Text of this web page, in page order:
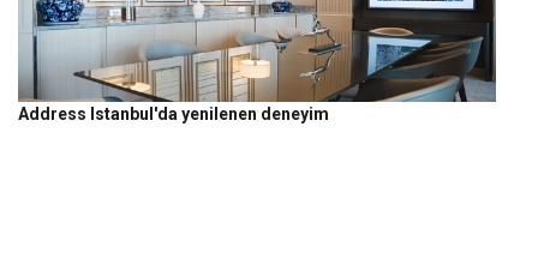
Address Istanbul'da yenilenen deneyim